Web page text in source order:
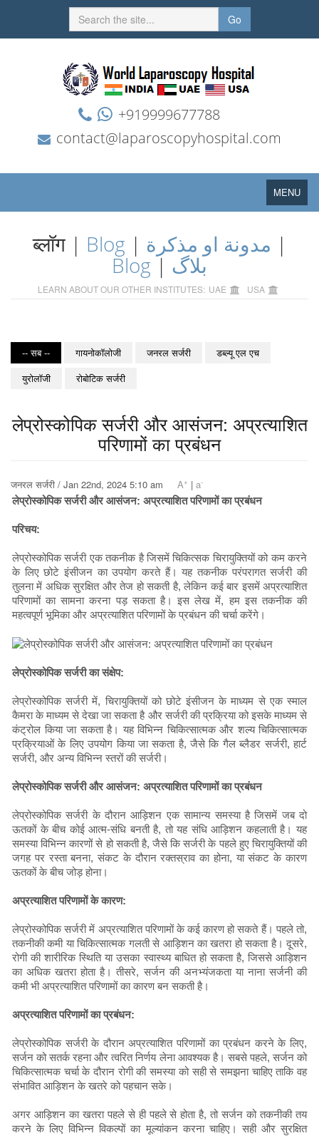
Go
+919999677788
contact@laparoscopyhospital.com
Toggle
navigation
MENU
ब्लॉग | Blog | مدونة او مذكرة |
Blog| بلاگ
LEARN ABOUT OUR OTHER INSTITUTES: UAE USA
-- सब -- गायनोकॉलोजी जनरल सर्जरी
डब्ल्यू एल एच
युरोलॉजी
रोबोटिक सर्जरी
लेप्रोस्कोपिक सर्जरी और आसंजन: अप्रत्याशित
परिणामों का प्रबंधन
जनरल सर्जरी / Jan 22nd, 2024 5:10 am A+ | a-
लेप्रोस्कोपिक सर्जरी और आसंजन: अप्रत्याशित परिणामों का प्रबंधन
परिचय:
लेप्रोस्कोपिक सर्जरी एक तकनीक है जिसमें चिकित्सक चिरायुक्तियों को कम करने
के लिए छोटे इंसीजन का उपयोग करते हैं। यह तकनीक परंपरागत सर्जरी की
तुलना में अधिक सुरक्षित और तेज हो सकती है, लेकिन कई बार इसमें अप्रत्याशित
परिणामों का सामना करना पड़ सकता है। इस लेख में, हम इस तकनीक की
महत्वपूर्ण भूमिका और अप्रत्याशित परिणामों के प्रबंधन की चर्चा करेंगे।
लेप्रोस्कोपिक सर्जरी का संक्षेप:
लेप्रोस्कोपिक सर्जरी में, चिरायुक्तियों को छोटे इंसीजन के माध्यम से एक स्माल
कैमरा के माध्यम से देखा जा सकता है और सर्जरी की प्रक्रिया को इसके माध्यम से
कंट्रोल किया जा सकता है। यह विभिन्न चिकित्सात्मक और शल्य चिकित्सात्मक
प्रक्रियाओं के लिए उपयोग किया जा सकता है, जैसे कि गैल ब्लैडर सर्जरी, हार्ट
सर्जरी, और अन्य विभिन्न स्तरों की सर्जरी।
लेप्रोस्कोपिक सर्जरी और आसंजन: अप्रत्याशित परिणामों का प्रबंधन
लेप्रोस्कोपिक सर्जरी के दौरान आड़िशन एक सामान्य समस्या है जिसमें जब दो
ऊतकों के बीच कोई आत्म-संधि बनती है, तो यह संधि आड़िशन कहलाती है। यह
समस्या विभिन्न कारणों से हो सकती है, जैसे कि सर्जरी के पहले हुए चिरायुक्तियों की
जगह पर रस्ता बनना, संकट के दौरान रक्तस्राव का होना, या संकट के कारण
ऊतकों के बीच जोड़ होना।
अप्रत्याशित परिणामों के कारण:
लेप्रोस्कोपिक सर्जरी में अप्रत्याशित परिणामों के कई कारण हो सकते हैं। पहले तो,
तकनीकी कमी या चिकित्सात्मक गलती से आड़िशन का खतरा हो सकता है। दूसरे,
रोगी की शारीरिक स्थिति या उसका स्वास्थ्य बाधित हो सकता है, जिससे आड़िशन
का अधिक खतरा होता है। तीसरे, सर्जन की अनभ्यंजकता या नाना सर्जनी की
कमी भी अप्रत्याशित परिणामों का कारण बन सकती है।
अप्रत्याशित परिणामों का प्रबंधन:
लेप्रोस्कोपिक सर्जरी के दौरान अप्रत्याशित परिणामों का प्रबंधन करने के लिए,
सर्जन को सतर्क रहना और त्वरित निर्णय लेना आवश्यक है। सबसे पहले, सर्जन को
चिकित्सात्मक चर्चा के दौरान रोगी की समस्या को सही से समझना चाहिए ताकि वह
संभावित आड़िशन के खतरे को पहचान सके।
अगर आड़िशन का खतरा पहले से ही पहले से होता है, तो सर्जन को तकनीकी तय
करने के लिए विभिन्न विकल्पों का मूल्यांकन करना चाहिए। सही और सुरक्षित